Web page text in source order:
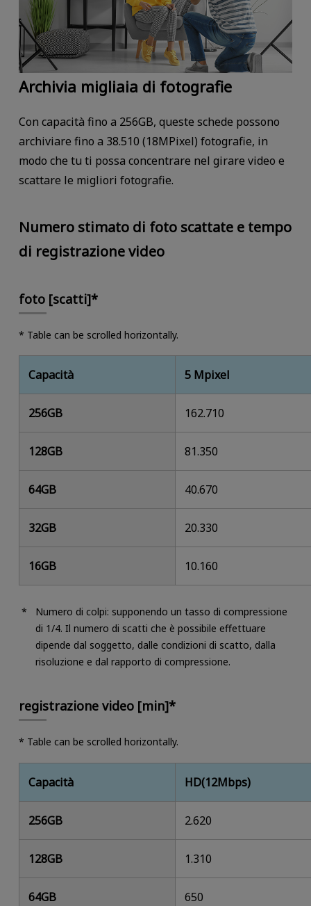
Archivia migliaia di fotografie
Con capacità fino a 256GB, queste schede possono
archiviare fino a 38.510 (18MPixel) fotografie, in
modo che tu ti possa concentrare nel girare video e
scattare le migliori fotografie.
Numero stimato di foto scattate e tempo
di registrazione video
foto [scatti]*
* Table can be scrolled horizontally.
Capacità 5 Mpixel
256GB 162.710
128GB 81.350
64GB 40.670
32GB 20.330
16GB 10.160
Numero di colpi: supponendo un tasso di compressione
di 1/4. Il numero di scatti che è possibile effettuare
dipende dal soggetto, dalle condizioni di scatto, dalla
risoluzione e dal rapporto di compressione.
registrazione video [min]*
* Table can be scrolled horizontally.
Capacità HD(12Mbps)
256GB 2.620
128GB 1.310
64GB 650